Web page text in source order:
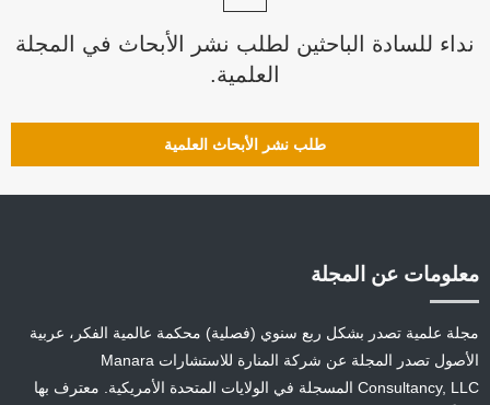
نداء للسادة الباحثين لطلب نشر الأبحاث في المجلة
العلمية.
طلب نشر الأبحاث العلمية
معلومات عن المجلة
مجلة علمية تصدر بشكل ربع سنوي (فصلية) محكمة عالمية الفكر، عربية
الأصول تصدر المجلة عن شركة المنارة للاستشارات Manara
Consultancy, LLC المسجلة في الولايات المتحدة الأمريكية. معترف بها